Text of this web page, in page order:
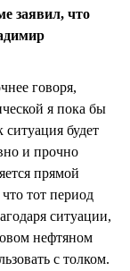
заявил, что
говоря,
я пока бы
будет
и прочно
прямой
тот период
ситуации,
нефтяном
с толком.